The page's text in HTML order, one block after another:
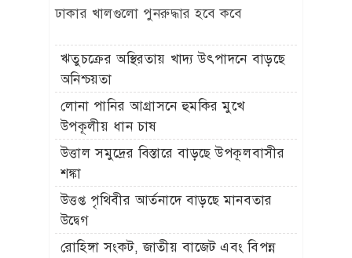
ঢাকার খালগুলো পুনরুদ্ধার হবে কবে
ঋতুচক্রের অস্থিরতায় খাদ্য উৎপাদনে বাড়ছে
অনিশ্চয়তা
লোনা পানির আগ্রাসনে হুমকির মুখে
উপকূলীয় ধান চাষ
উত্তাল সমুদ্রের বিস্তারে বাড়ছে উপকূলবাসীর
শঙ্কা
উত্তপ্ত পৃথিবীর আর্তনাদে বাড়ছে মানবতার
উদ্বেগ
রোহিঙ্গা সংকট, জাতীয় বাজেট এবং বিপন্ন